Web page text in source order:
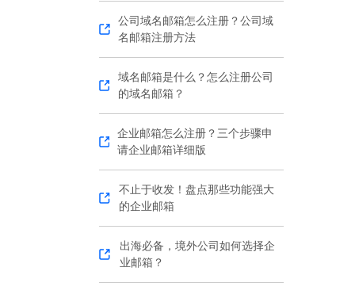
公司域名邮箱怎么注册？公司域
名邮箱注册方法
域名邮箱是什么？怎么注册公司
的域名邮箱？
企业邮箱怎么注册？三个步骤申
请企业邮箱详细版
不止于收发！盘点那些功能强大
的企业邮箱
出海必备，境外公司如何选择企
业邮箱？